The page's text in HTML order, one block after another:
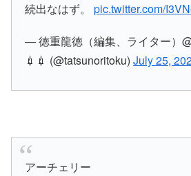
続出なはず。pic.twitter.com/
— 徳重龍徳（編集、ライター）
💉💉 (@tatsunoritoku)July 25,
アーチェリー